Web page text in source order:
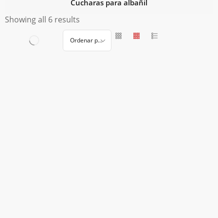
Cucharas para albañil
Showing all 6 results